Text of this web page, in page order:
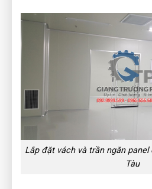
Lắp đặt vách và trần ngăn panel
Tàu